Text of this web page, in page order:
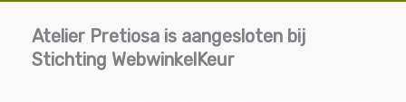
Atelier Pretiosa is aangesloten bij
Stichting WebwinkelKeur